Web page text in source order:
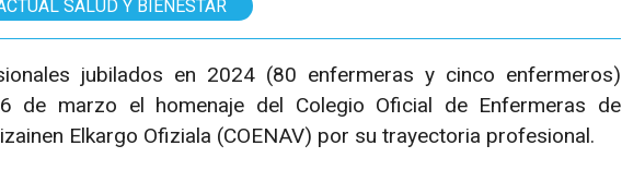
SALUD Y BIENESTAR
jubilados en 2024 (80 enfermeras y cinco enfermeros)
de marzo el homenaje del Colegio Oficial de Enfermeras de
Elkargo Ofiziala (COENAV) por su trayectoria profesional.